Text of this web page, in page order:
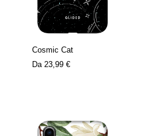
Cosmic Cat
Da 23,99 €